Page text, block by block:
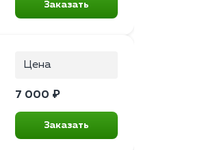
Заказать
Цена
7 000 ₽
Заказать